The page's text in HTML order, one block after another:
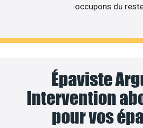
occupons du
Épaviste
Intervention
pour vos